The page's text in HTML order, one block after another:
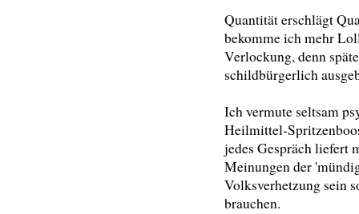
Quantität erschlägt
bekomme ich mehr
Verlockung, denn
schildbürgerlich
Ich vermute seltsam
Heilmittel-
jedes Gespräch liefert
Meinungen der
Volksverhetzung sein
brauchen.